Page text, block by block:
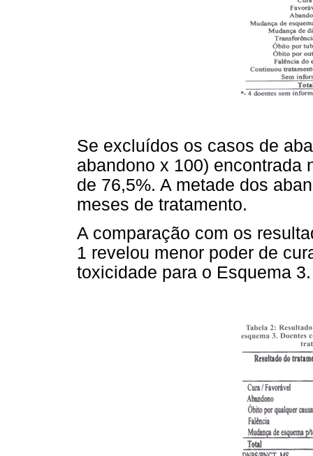
Se excluídos os casos de
abandono x 100) encontrada
de 76,5%. A metade dos
meses de tratamento.
A comparação com os
1 revelou menor poder de
toxicidade para o Esquema 3.